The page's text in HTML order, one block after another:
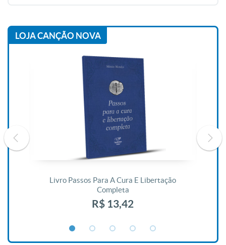
LOJA CANÇÃO NOVA
Livro Passos Para A Cura E Libertação
Completa
R$ 13,42